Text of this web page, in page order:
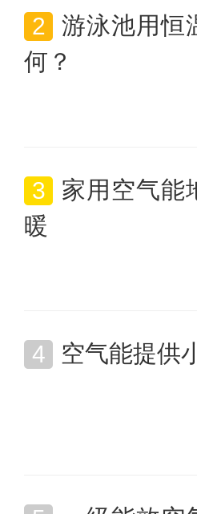
游泳池用恒
何？
家用空气能
暖
空气能提供